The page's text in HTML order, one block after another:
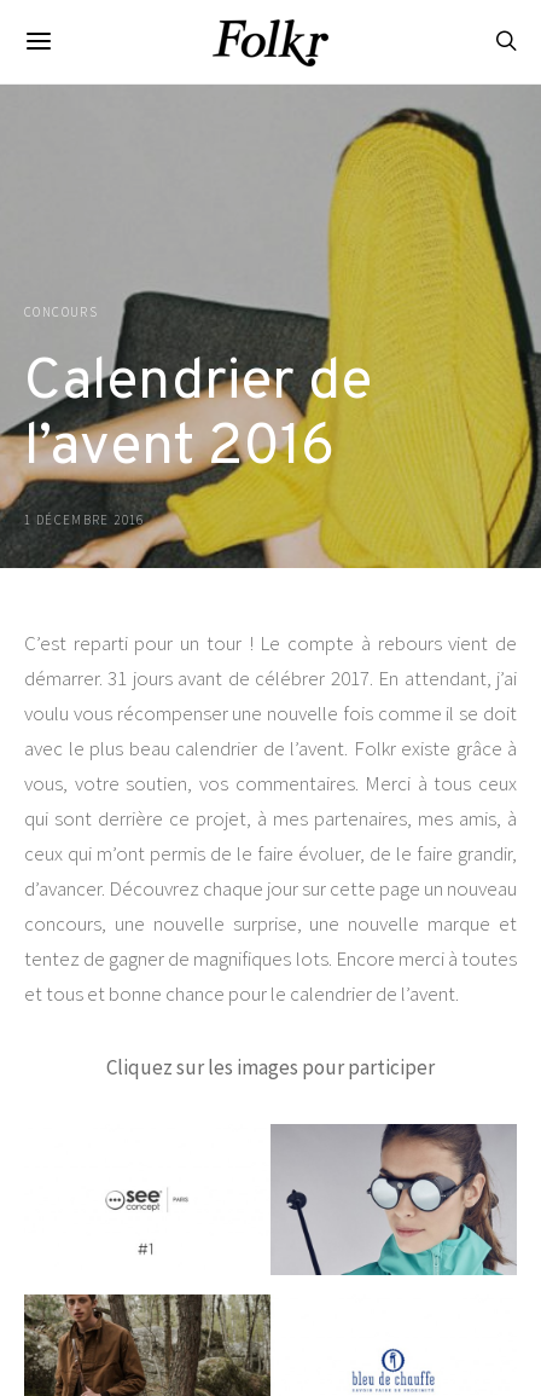
CONCOURS
Calendrier de
l’avent 2016
1 DÉCEMBRE 2016
C’est reparti pour un tour ! Le compte à rebours vient de
démarrer. 31 jours avant de célébrer 2017. En attendant, j’ai
voulu vous récompenser une nouvelle fois comme il se doit
avec le plus beau calendrier de l’avent. Folkr existe grâce à
vous, votre soutien, vos commentaires. Merci à tous ceux
qui sont derrière ce projet, à mes partenaires, mes amis, à
ceux qui m’ont permis de le faire évoluer, de le faire grandir,
d’avancer. Découvrez chaque jour sur cette page un nouveau
concours, une nouvelle surprise, une nouvelle marque et
tentez de gagner de magnifiques lots. Encore merci à toutes
et tous et bonne chance pour le calendrier de l’avent.
Cliquez sur les images pour participer